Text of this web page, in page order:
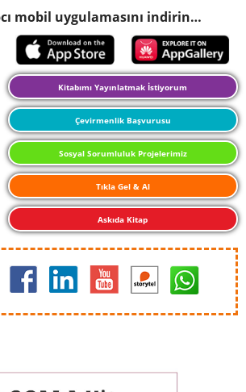
mobil uygulamasını indirin…
Kitabımı Yayınlatmak İstiyorum
Çevirmenlik Başvurusu
Sosyal Sorumluluk Projelerimiz
Tıkla Gel & Al
Askıda Kitap